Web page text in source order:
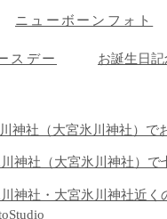
ニューボーンフォト
スデー お誕生日記
神社（大宮氷川神社）で
神社（大宮氷川神社）で
神社・大宮氷川神社近く